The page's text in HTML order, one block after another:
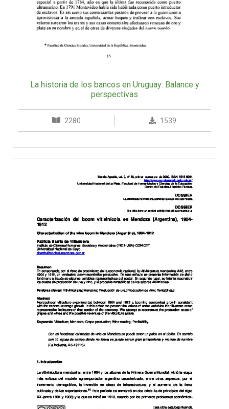
La historia de los bancos en Uruguay: Balance y
perspectivas
2280 1539